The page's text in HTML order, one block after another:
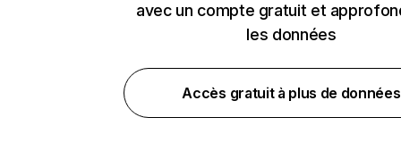
avec un compte gratuit et
les données
Accès gratuit à plus de données